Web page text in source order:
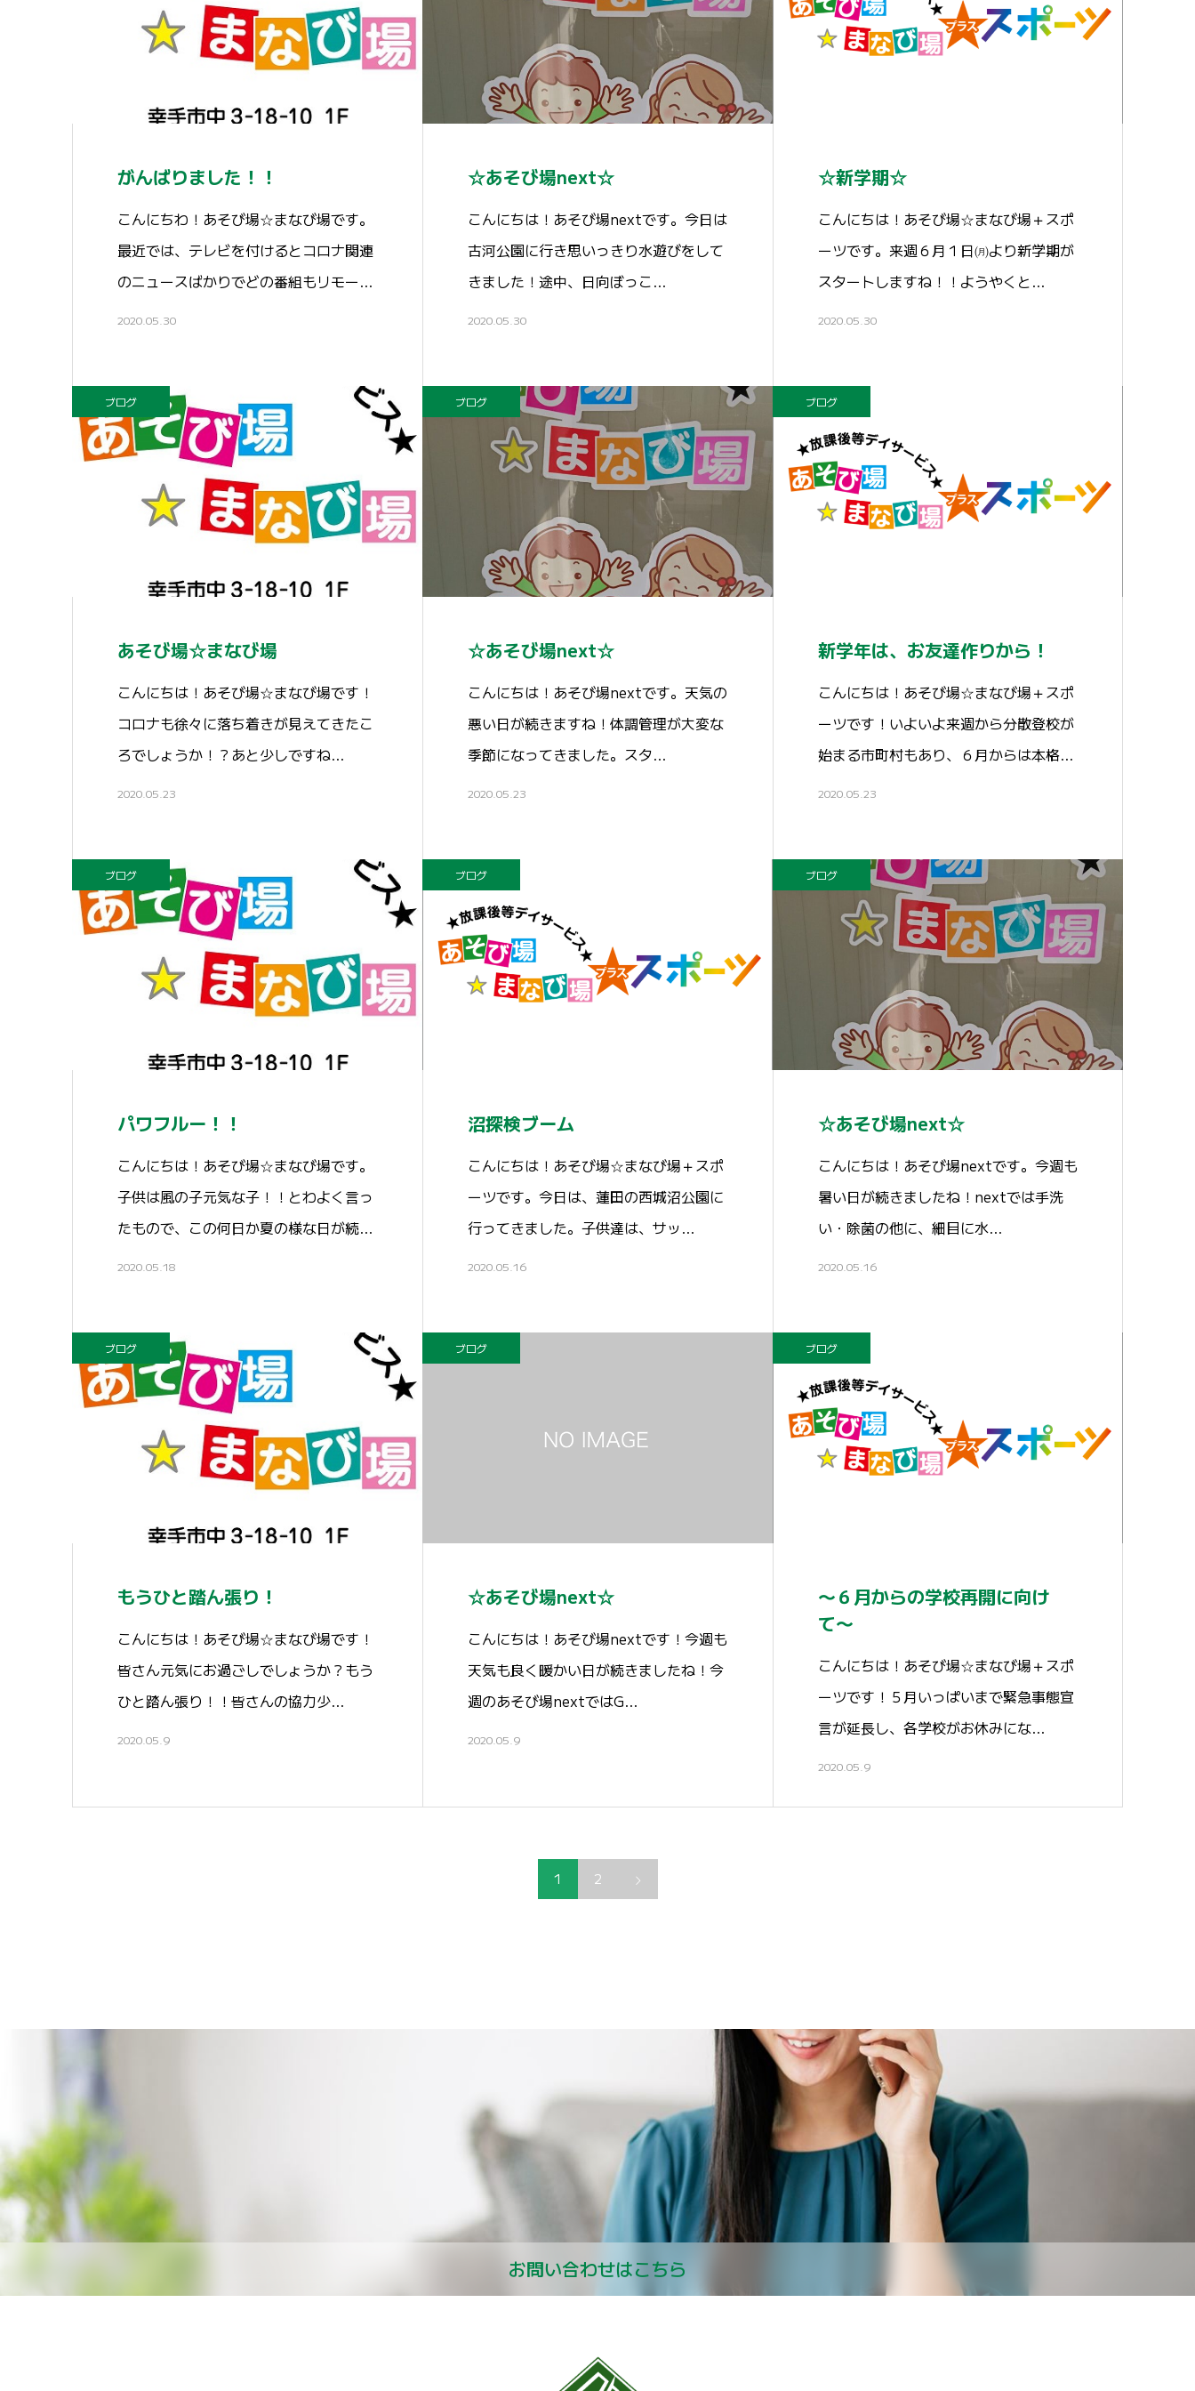
がんばりました！！
こんにちわ！あそび場☆まなび場です。
最近では、テレビを付けるとコロナ関連
のニュースばかりでどの番組もリモー…
2020.05.30
☆あそび場next☆
こんにちは！あそび場nextです。今日は
古河公園に行き思いっきり水遊びをして
きました！途中、日向ぼっこ…
2020.05.30
☆新学期☆
こんにちは！あそび場☆まなび場＋スポ
ーツです。来週６月１日㈪より新学期が
スタートしますね！！ようやくと…
2020.05.30
ブログ
あそび場☆まなび場
こんにちは！あそび場☆まなび場です！
コロナも徐々に落ち着きが見えてきたこ
ろでしょうか！？あと少しですね…
2020.05.23
ブログ
☆あそび場next☆
こんにちは！あそび場nextです。天気の
悪い日が続きますね！体調管理が大変な
季節になってきました。スタ…
2020.05.23
ブログ
新学年は、お友達作りから！
こんにちは！あそび場☆まなび場＋スポ
ーツです！いよいよ来週から分散登校が
始まる市町村もあり、６月からは本格…
2020.05.23
ブログ
パワフルー！！
こんにちは！あそび場☆まなび場です。
子供は風の子元気な子！！とわよく言っ
たもので、この何日か夏の様な日が続…
2020.05.18
ブログ
沼探検ブーム
こんにちは！あそび場☆まなび場＋スポ
ーツです。今日は、蓮田の西城沼公園に
行ってきました。子供達は、サッ…
2020.05.16
ブログ
☆あそび場next☆
こんにちは！あそび場nextです。今週も
暑い日が続きましたね！nextでは手洗
い・除菌の他に、細目に水…
2020.05.16
ブログ
もうひと踏ん張り！
こんにちは！あそび場☆まなび場です！
皆さん元気にお過ごしでしょうか？もう
ひと踏ん張り！！皆さんの協力少…
2020.05.9
ブログ
☆あそび場next☆
こんにちは！あそび場nextです！今週も
天気も良く暖かい日が続きましたね！今
週のあそび場nextではG…
2020.05.9
ブログ
〜６月からの学校再開に向け
て〜
こんにちは！あそび場☆まなび場＋スポ
ーツです！５月いっぱいまで緊急事態宣
言が延長し、各学校がお休みにな…
2020.05.9
1 2
お問い合わせはこちら